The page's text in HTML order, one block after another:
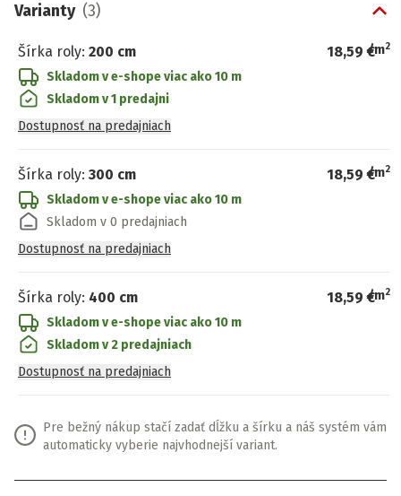
Varianty (3)
Šírka roly: 200 cm 18,59 €
/m2
Skladom v e-shopeviac ako 10 m
Skladom v 1 predajni
Dostupnosť na predajniach
Šírka roly: 300 cm 18,59 €
/m2
Skladom v e-shopeviac ako 10 m
Skladom v 0 predajniach
Dostupnosť na predajniach
Šírka roly: 400 cm 18,59 €
/m2
Skladom v e-shopeviac ako 10 m
Skladom v 2 predajniach
Dostupnosť na predajniach
Pre bežný nákup stačí zadať dĺžku a šírku a náš systém vám
automaticky vyberie najvhodnejší variant.